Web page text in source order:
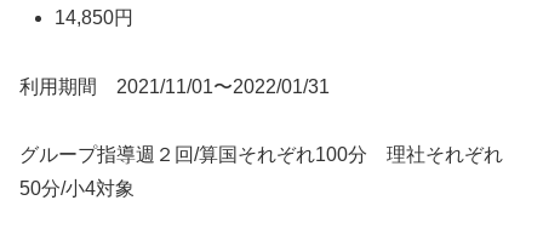
14,850円
利用期間 2021/11/01〜2022/01/31
グループ指導週２回/算国それぞれ100分 理社それぞれ
50分/小4対象